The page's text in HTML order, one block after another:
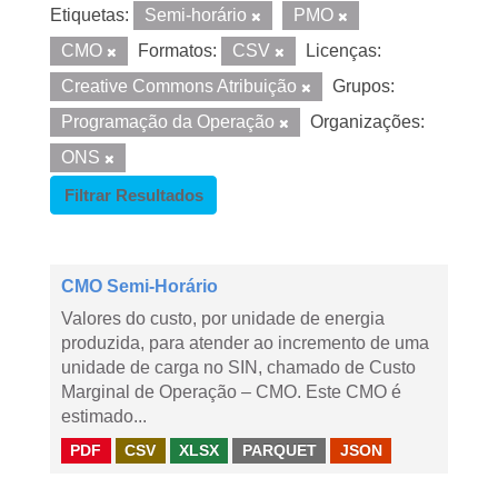
Etiquetas: Semi-horário
PMO
CMO
Formatos: CSV
Licenças:
Creative Commons Atribuição
Grupos:
Programação da Operação
Organizações:
ONS
Filtrar Resultados
CMO Semi-Horário
Valores do custo, por unidade de energia
produzida, para atender ao incremento de uma
unidade de carga no SIN, chamado de Custo
Marginal de Operação – CMO. Este CMO é
estimado...
PDF CSV XLSX PARQUET JSON